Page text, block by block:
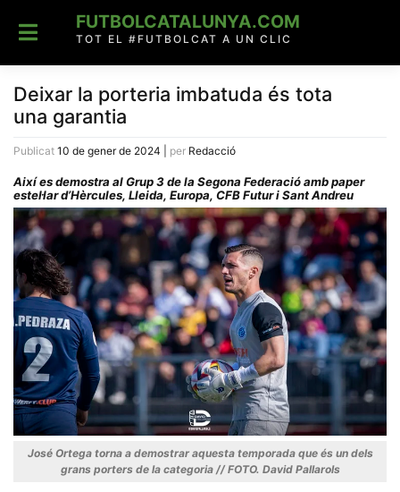
content
FUTBOLCATALUNYA.COM
TOT EL #FUTBOLCAT A UN CLIC
Deixar la porteria imbatuda és tota
una garantia
Publicat 10 de gener de 2024 per Redacció
Així es demostra al Grup 3 de la Segona Federació amb paper
estel·lar d’Hèrcules, Lleida, Europa, CFB Futur i Sant Andreu
José Ortega torna a demostrar aquesta temporada que és un dels
grans porters de la categoria // FOTO. David Pallarols